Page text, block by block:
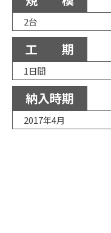
2台
工 期
1日間
納入時期
2017年4月